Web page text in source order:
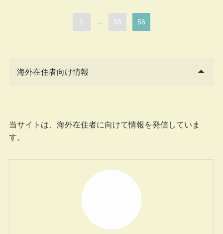
1 55 56
海外在住者向け情報
当サイトは、海外在住者に向けて情報を発信していま
す。